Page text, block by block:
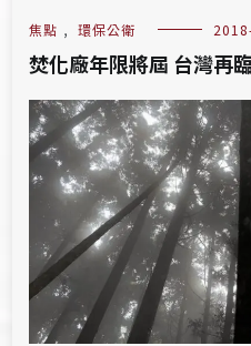
焦點 , 環保公衛
焚化廠年限將屆 台灣再